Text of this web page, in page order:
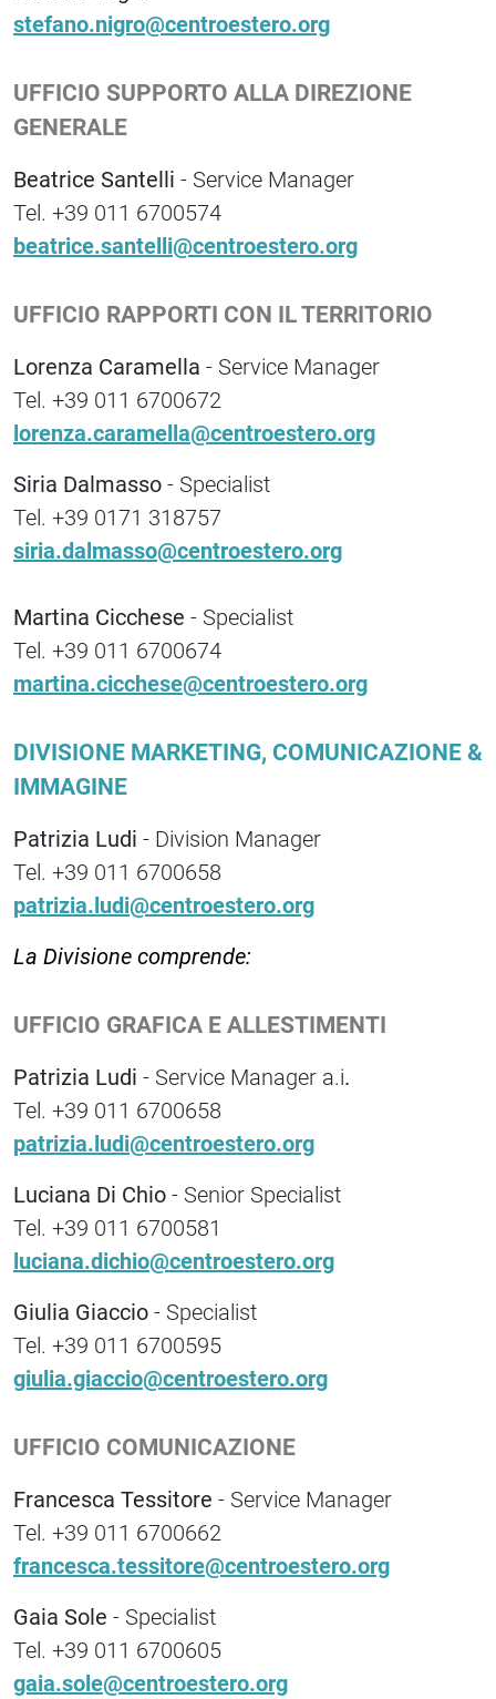
stefano.nigro@centroestero.org
UFFICIO SUPPORTO ALLA DIREZIONE
GENERALE
Beatrice Santelli - Service Manager
Tel. +39 011 6700574
beatrice.santelli@centroestero.org
UFFICIO RAPPORTI CON IL TERRITORIO
Lorenza Caramella - Service Manager
Tel. +39 011 6700672
lorenza.caramella@centroestero.org
Siria Dalmasso - Specialist
Tel. +39 0171 318757
siria.dalmasso@centroestero.org
Martina Cicchese - Specialist
Tel. +39 011 6700674
martina.cicchese@centroestero.org
DIVISIONE MARKETING, COMUNICAZIONE &
IMMAGINE
Patrizia Ludi - Division Manager
Tel. +39 011 6700658
patrizia.ludi@centroestero.org
La Divisione comprende:
UFFICIO GRAFICA E ALLESTIMENTI
Patrizia Ludi - Service Manager a.i.
Tel. +39 011 6700658
patrizia.ludi@centroestero.org
Luciana Di Chio - Senior Specialist
Tel. +39 011 6700581
luciana.dichio@centroestero.org
Giulia Giaccio - Specialist
Tel. +39 011 6700595
giulia.giaccio@centroestero.org
UFFICIO COMUNICAZIONE
Francesca Tessitore - Service Manager
Tel. +39 011 6700662
francesca.tessitore@centroestero.org
Gaia Sole - Specialist
Tel. +39 011 6700605
gaia.sole@centroestero.org